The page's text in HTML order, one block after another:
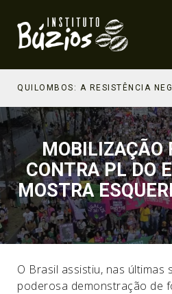
QUILOMBOS: A RESISTÊNCIA
MOBILIZAÇÃO
CONTRA PL DO
MOSTRA
O Brasil assistiu, nas últimas
poderosa demonstração de